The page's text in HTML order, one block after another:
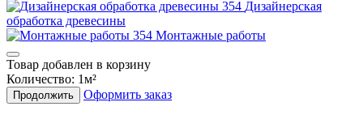
Дизайнерская
обработка древесины
Монтажные работы
Товар добавлен в корзину
Количество: 1м²
Продолжить Оформить заказ